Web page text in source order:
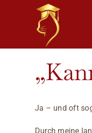
Ja – und oft
Durch meine